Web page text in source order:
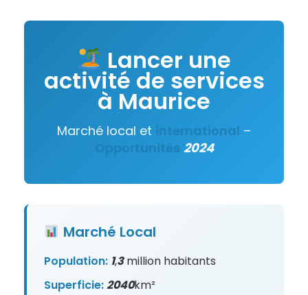
Lancer une
activité de services
à Maurice
Marché local et international –
Opportunités 2024
Marché Local
Population: 1,3million habitants
Superficie:2040km²